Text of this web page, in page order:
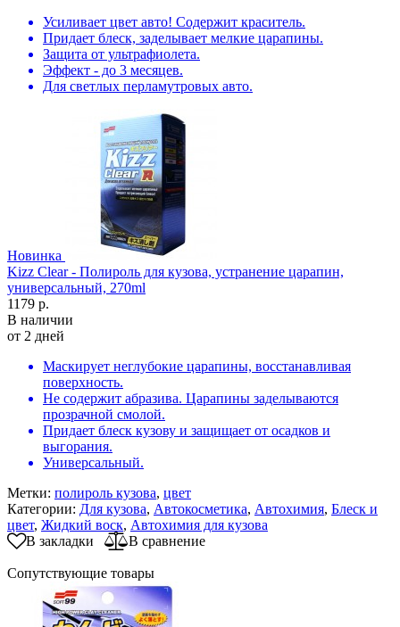
Усиливает цвет авто! Содержит краситель.
Придает блеск, заделывает мелкие царапины.
Защита от ультрафиолета.
Эффект - до 3 месяцев.
Для светлых перламутровых авто.
Новинка
Kizz Clear - Полироль для кузова, устранение царапин,
универсальный, 270ml
1179 р.
В наличии
от 2 дней
Маскирует неглубокие царапины, восстанавливая
поверхность.
Не содержит абразива. Царапины заделываются
прозрачной смолой.
Придает блеск кузову и защищает от осадков и
выгорания.
Универсальный.
Метки: полироль кузова, цвет
Категории: Для кузова, Автокосметика, Автохимия, Блеск и
цвет, Жидкий воск, Автохимия для кузова
В закладки
В сравнение
Сопутствующие товары